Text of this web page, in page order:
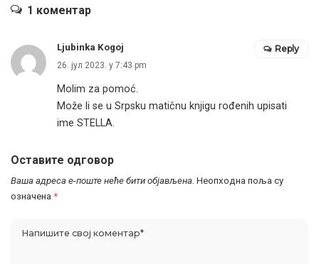
1 коментар
Ljubinka Kogoj
26. јул 2023. у 7:43 pm
Molim za pomoć.
Može li se u Srpsku matičnu knjigu rođenih upisati
ime STELLA.
Reply
Оставите одговор
Ваша адреса е-поште неће бити објављена. Неопходна поља су
означена *